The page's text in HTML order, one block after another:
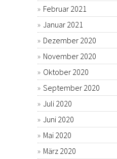
Februar 2021
Januar 2021
Dezember 2020
November 2020
Oktober 2020
September 2020
Juli 2020
Juni 2020
Mai 2020
März 2020